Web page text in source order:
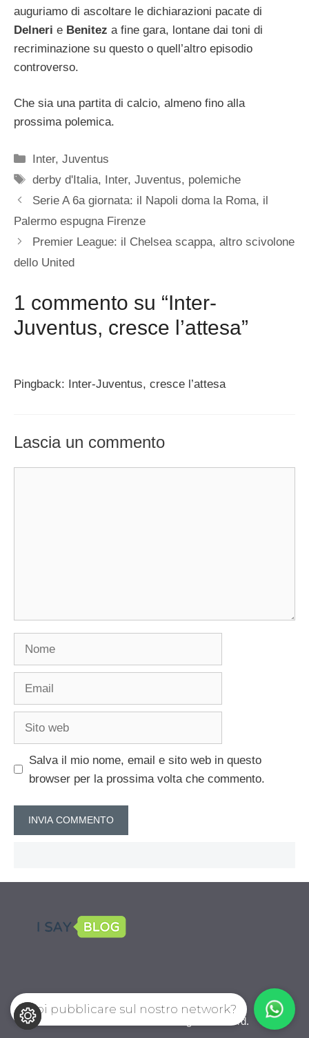
auguriamo di ascoltare le dichiarazioni pacate di
Delneri e Benitez a fine gara, lontane dai toni di
recriminazione su questo o quell’altro episodio
controverso.
Che sia una partita di calcio, almeno fino alla
prossima polemica.
Categorie
Inter,Juventus
Tag
derby d'Italia, Inter,Juventus, polemiche
Serie A 6a giornata: il Napoli doma la Roma, il
Palermo espugna Firenze
Premier League: il Chelsea scappa, altro scivolone
dello United
1 commento su “Inter-
Juventus, cresce l’attesa”
Pingback: Inter-Juventus, cresce l’attesa
Lascia un commento
Salva il mio nome, email e sito web in questo
browser per la prossima volta che commento.
CalcioPro.com © 2026. All right reserverd.
Vuoi pubblicare sul nostro network?